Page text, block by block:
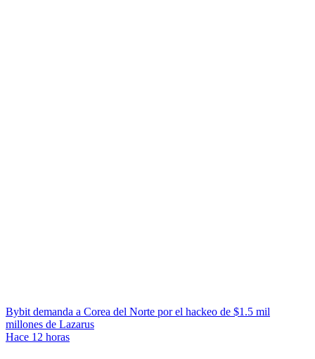
Bybit demanda a Corea del Norte por el hackeo de $1.5 mil
millones de Lazarus
Hace 12 horas